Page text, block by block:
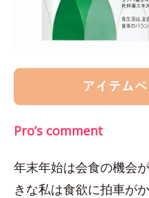
Pro’s comment
年末年始は会食の機会
きな私は食欲に拍車が